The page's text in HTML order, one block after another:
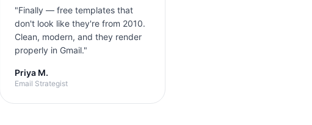
"Finally — free templates that
don't look like they're from 2010.
Clean, modern, and they render
properly in Gmail."
Priya M.
Email Strategist